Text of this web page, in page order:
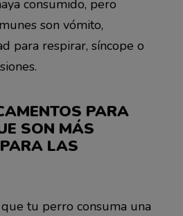
consumido, pero
son vómito,
para respirar, síncope o
PARA
SON MÁS
LAS
tu perro consuma una